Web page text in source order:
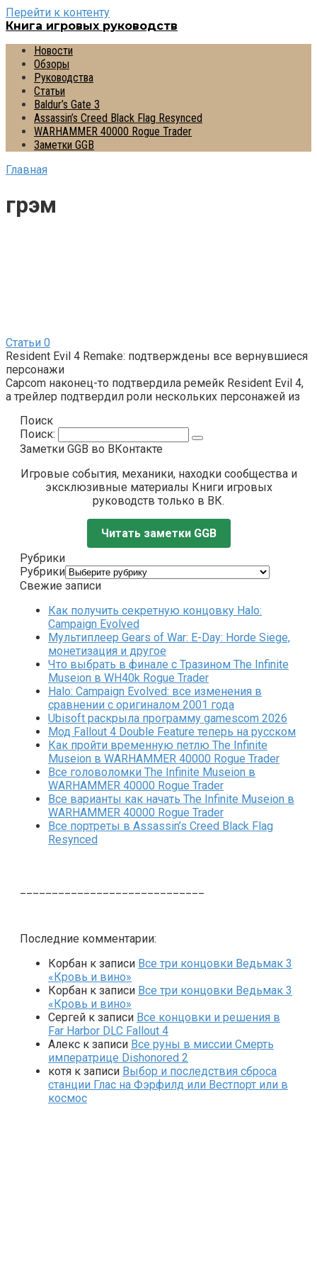
Перейти к контенту
Книга игровых руководств
Новости
Обзоры
Руководства
Статьи
Baldur’s Gate 3
Assassin’s Creed Black Flag Resynced
WARHAMMER 40000 Rogue Trader
Заметки GGB
Главная
грэм
Статьи 0
Resident Evil 4 Remake: подтверждены все вернувшиеся
персонажи
Capcom наконец-то подтвердила ремейк Resident Evil 4,
а трейлер подтвердил роли нескольких персонажей из
Поиск
Поиск:
Заметки GGB во ВКонтакте
Игровые события, механики, находки сообщества и
эксклюзивные материалы Книги игровых
руководств только в ВК.
Читать заметки GGB
Рубрики
Рубрики
Свежие записи
Как получить секретную концовку Halo:
Campaign Evolved
Мультиплеер Gears of War: E-Day: Horde Siege,
монетизация и другое
Что выбрать в финале с Тразином The Infinite
Museion в WH40k Rogue Trader
Halo: Campaign Evolved: все изменения в
сравнении с оригиналом 2001 года
Ubisoft раскрыла программу gamescom 2026
Мод Fallout 4 Double Feature теперь на русском
Как пройти временную петлю The Infinite
Museion в WARHAMMER 40000 Rogue Trader
Все головоломки The Infinite Museion в
WARHAMMER 40000 Rogue Trader
Все варианты как начать The Infinite Museion в
WARHAMMER 40000 Rogue Trader
Все портреты в Assassin’s Creed Black Flag
Resynced
Последние комментарии:
Корбан к записи Все три концовки Ведьмак 3
«Кровь и вино»
Корбан к записи Все три концовки Ведьмак 3
«Кровь и вино»
Сергей к записи Все концовки и решения в
Far Harbor DLC Fallout 4
Алекс к записи Все руны в миссии Смерть
императрице Dishonored 2
котя к записи Выбор и последствия сброса
станции Глас на Фэрфилд или Вестпорт или в
космос